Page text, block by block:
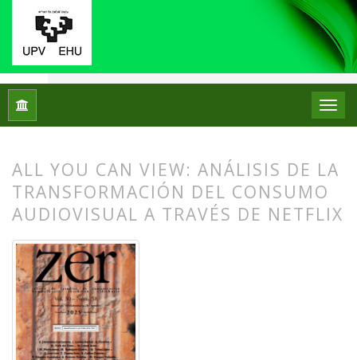
Inicio Vol. 30 Núm. 58 (2025): ZER. Revista de
ALL YOU CAN VIEW: ANÁLISIS DE LA
TRANSFORMACIÓN DEL CONSUMO
AUDIOVISUAL A TRAVÉS DE NETFLIX